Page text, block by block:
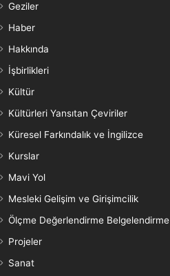
Geziler
Haber
Hakkında
İşbirlikleri
Kültür
Kültürleri Yansıtan Çeviriler
Küresel Farkındalık ve İngilizce
Kurslar
Mavi Yol
Mesleki Gelişim ve Girişimcilik
Ölçme Değerlendirme Belgelendirme
Projeler
Sanat